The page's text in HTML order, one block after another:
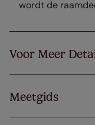
wordt de
Voor Meer
Meetgids